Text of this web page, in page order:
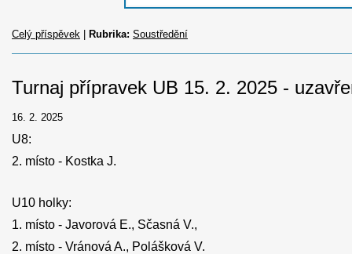
Celý příspěvek | Rubrika: Soustředění
Turnaj přípravek UB 15. 2. 2025 -
16. 2. 2025
U8:
2. místo - Kostka J.
U10 holky:
1. ‎místo - Javorová E., Sčasná V.,
2. místo - Vránová A., Polášková V.